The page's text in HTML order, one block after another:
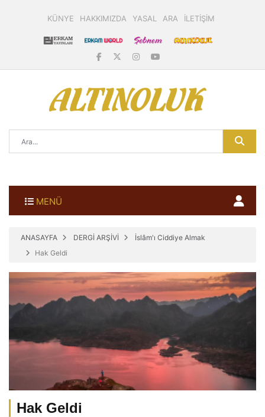
KÜNYE HAKKIMIZDA YASAL ARA İLETİŞİM
MENÜ
ANASAYFA DERGİ ARŞİVİ
İslâm'ı Ciddiye Almak
Hak Geldi
Hak Geldi